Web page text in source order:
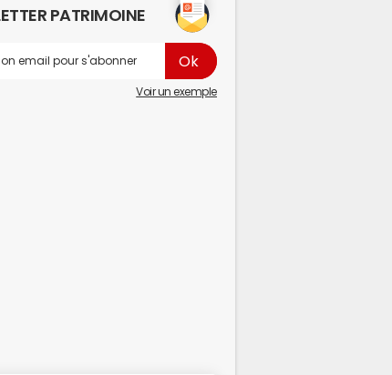
PATRIMOINE
Voir un exemple